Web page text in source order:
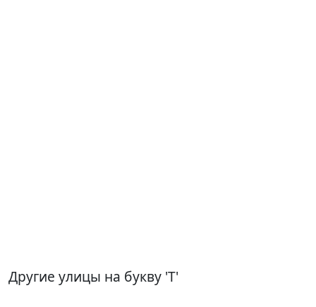
Другие улицы на букву 'Т'